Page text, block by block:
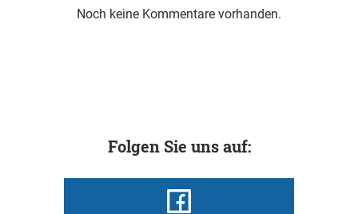
Noch keine Kommentare vorhanden.
Folgen Sie uns auf: